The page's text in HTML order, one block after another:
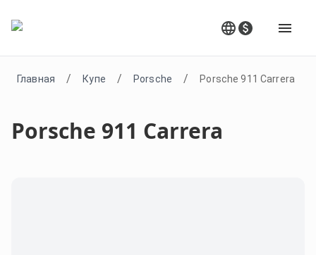
Главная / Купе / Porsche / Porsche 911 Carrera
Porsche 911 Carrera